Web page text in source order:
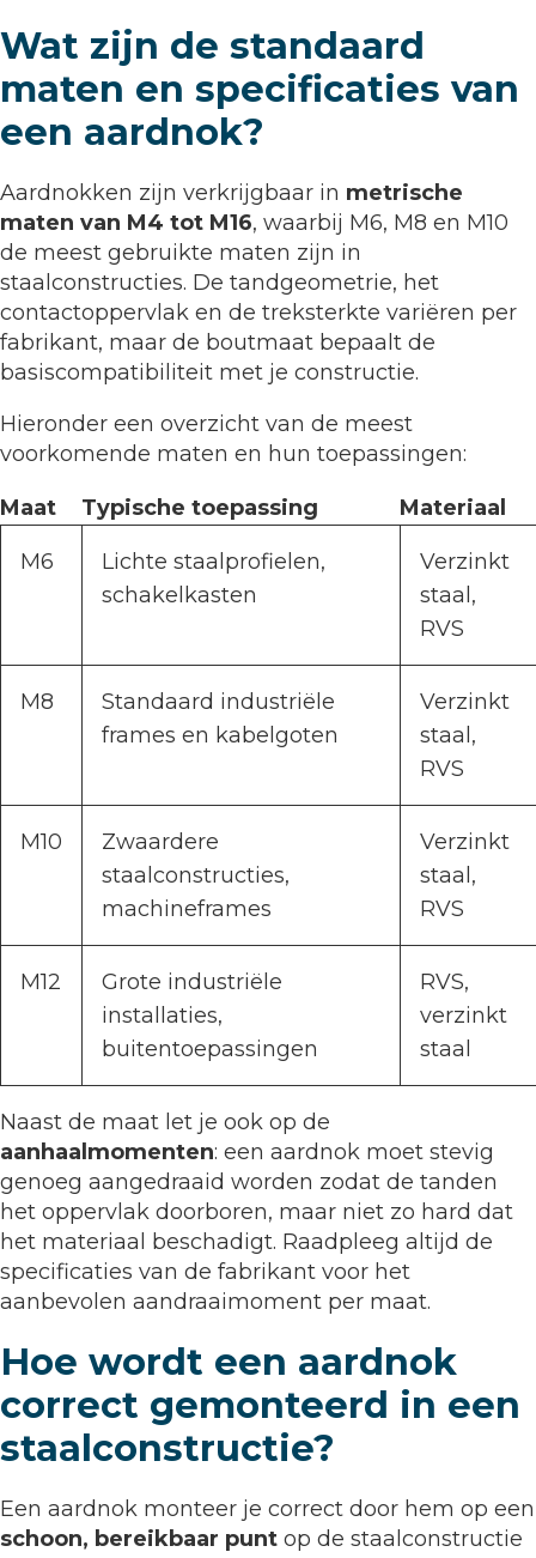
Wat zijn de standaard
maten en specificaties van
een aardnok?
Aardnokken zijn verkrijgbaar in metrische
maten van M4 tot M16, waarbij M6, M8 en M10
de meest gebruikte maten zijn in
staalconstructies. De tandgeometrie, het
contactoppervlak en de treksterkte variëren per
fabrikant, maar de boutmaat bepaalt de
basiscompatibiliteit met je constructie.
Hieronder een overzicht van de meest
voorkomende maten en hun toepassingen:
Maat Typische toepassing Materiaal
M6
Lichte staalprofielen,
schakelkasten
Verzinkt
staal,
RVS
M8
Standaard industriële
frames en kabelgoten
Verzinkt
staal,
RVS
M10
Zwaardere
staalconstructies,
machineframes
Verzinkt
staal,
RVS
M12
Grote industriële
installaties,
buitentoepassingen
RVS,
verzinkt
staal
Naast de maat let je ook op de
aanhaalmomenten: een aardnok moet stevig
genoeg aangedraaid worden zodat de tanden
het oppervlak doorboren, maar niet zo hard dat
het materiaal beschadigt. Raadpleeg altijd de
specificaties van de fabrikant voor het
aanbevolen aandraaimoment per maat.
Hoe wordt een aardnok
correct gemonteerd in een
staalconstructie?
Een aardnok monteer je correct door hem op een
schoon, bereikbaar punt op de staalconstructie